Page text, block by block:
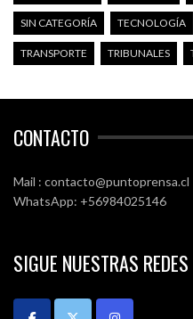
SIN CATEGORÍA TECNOLOGÍA
TRANSPORTE TRIBUNALES
CONTACTO
Mail : contacto@puntoprensa.cl
WhatsApp: +56984025146
SIGUE NUESTRAS